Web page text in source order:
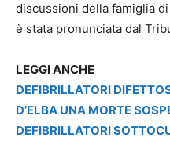
discussioni della famiglia
è stata pronunciata dal
LEGGI ANCHE
DEFIBRILLATORI
D’ELBA UNA MORTE
DEFIBRILLATORI